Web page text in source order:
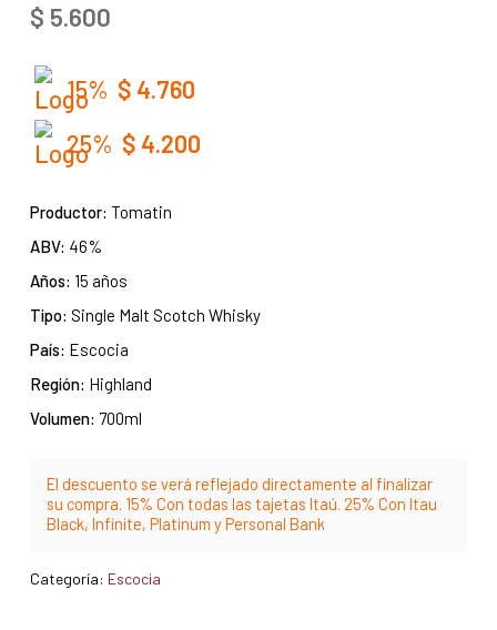
$ 5.600
15% $ 4.760
25% $ 4.200
Productor: Tomatin
ABV: 46%
Años: 15 años
Tipo: Single Malt Scotch Whisky
País: Escocia
Región: Highland
Volumen: 700ml
El descuento se verá reflejado directamente al finalizar
su compra. 15% Con todas las tajetas Itaú. 25% Con Itau
Black, Infinite, Platinum y Personal Bank
Categoría: Escocia